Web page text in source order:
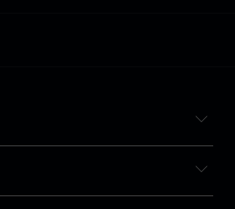
DE PAYS)